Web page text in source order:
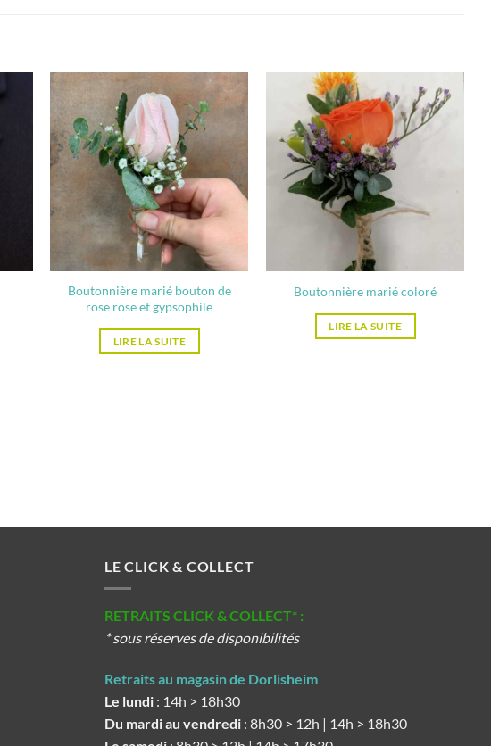
Boutonnière marié bouton de
rose rose et gypsophile
LIRE LA SUITE
Boutonnière marié coloré
LIRE LA SUITE
LE CLICK & COLLECT
RETRAITS CLICK & COLLECT* :
* sous réserves de disponibilités
Retraits au magasin de Dorlisheim
Le lundi : 14h > 18h30
Du mardi au vendredi : 8h30 > 12h | 14h > 18h30